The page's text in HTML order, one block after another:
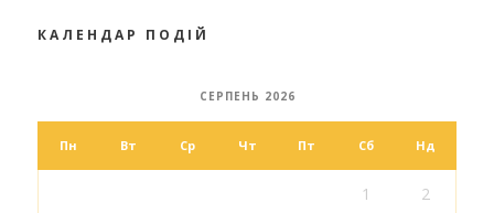
КАЛЕНДАР ПОДІЙ
СЕРПЕНЬ 2026
Пн Вт Ср Чт Пт Сб Нд
1 2